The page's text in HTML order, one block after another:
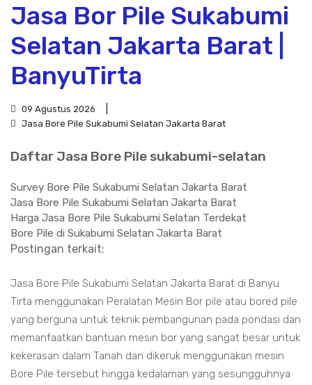
Jasa Bor Pile Sukabumi
Selatan Jakarta Barat |
BanyuTirta
09 Agustus 2026
Jasa Bore Pile Sukabumi Selatan Jakarta Barat
Daftar Jasa Bore Pile sukabumi-selatan
Survey Bore Pile Sukabumi Selatan Jakarta Barat
Jasa Bore Pile Sukabumi Selatan Jakarta Barat
Harga Jasa Bore Pile Sukabumi Selatan Terdekat
Bore Pile di Sukabumi Selatan Jakarta Barat
Postingan terkait:
Jasa Bore Pile Sukabumi Selatan Jakarta Barat di Banyu
Tirta menggunakan Peralatan Mesin Bor pile atau bored pile
yang berguna untuk teknik pembangunan pada pondasi dan
memanfaatkan bantuan mesin bor yang sangat besar untuk
kekerasan dalam Tanah dan dikeruk menggunakan mesin
Bore Pile tersebut hingga kedalaman yang sesungguhnya